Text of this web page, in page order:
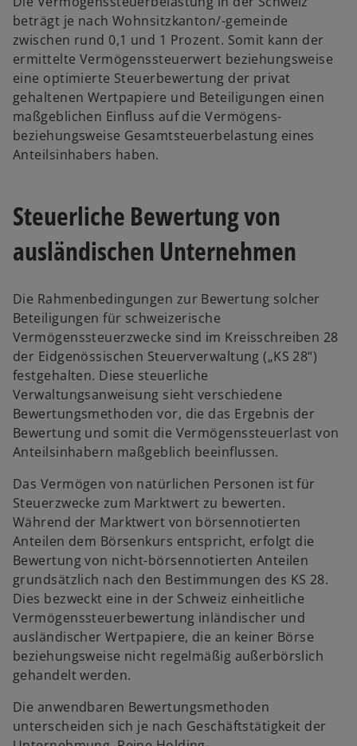
beträgt je nach Wohnsitzkanton/-gemeinde
zwischen rund 0,1 und 1 Prozent. Somit kann der
ermittelte Vermögenssteuerwert beziehungsweise
eine optimierte Steuerbewertung der privat
gehaltenen Wertpapiere und Beteiligungen einen
maßgeblichen Einfluss auf die Vermögens-
beziehungsweise Gesamtsteuerbelastung eines
Anteilsinhabers haben.
Steuerliche Bewertung von
ausländischen Unternehmen
Die Rahmenbedingungen zur Bewertung solcher
Beteiligungen für schweizerische
Vermögenssteuerzwecke sind im Kreisschreiben 28
der Eidgenössischen Steuerverwaltung („KS 28“)
festgehalten. Diese steuerliche
Verwaltungsanweisung sieht verschiedene
Bewertungsmethoden vor, die das Ergebnis der
Bewertung und somit die Vermögenssteuerlast von
Anteilsinhabern maßgeblich beeinflussen.
Das Vermögen von natürlichen Personen ist für
Steuerzwecke zum Marktwert zu bewerten.
Während der Marktwert von börsennotierten
Anteilen dem Börsenkurs entspricht, erfolgt die
Bewertung von nicht-börsennotierten Anteilen
grundsätzlich nach den Bestimmungen des KS 28.
Dies bezweckt eine in der Schweiz einheitliche
Vermögenssteuerbewertung inländischer und
ausländischer Wertpapiere, die an keiner Börse
beziehungsweise nicht regelmäßig außerbörslich
gehandelt werden.
Die anwendbaren Bewertungsmethoden
unterscheiden sich je nach Geschäftstätigkeit der